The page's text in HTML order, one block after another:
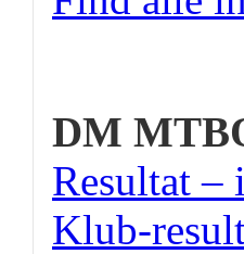
DM
Resultat
Klub-